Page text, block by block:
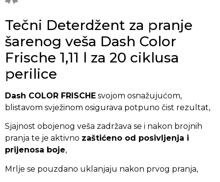
Tečni Deterdžent za pranje
šarenog veša Dash Color
Frische 1,11 l za 20 ciklusa
perilice
Dash COLOR FRISCHE svojom osnažujućom,
blistavom svježinom osigurava potpuno čist rezultat,
Sjajnost obojenog veša zadržava se i nakon brojnih
pranja te je aktivno zaštićeno od posivljenja i
prijenosa boje,
Mrlje se pouzdano uklanjaju nakon prvog pranja,